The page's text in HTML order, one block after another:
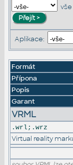
vše
Aplikace:
Formát
Přípona
Popis
Garant
VRML
.wrl;.wrz
Virtual reality